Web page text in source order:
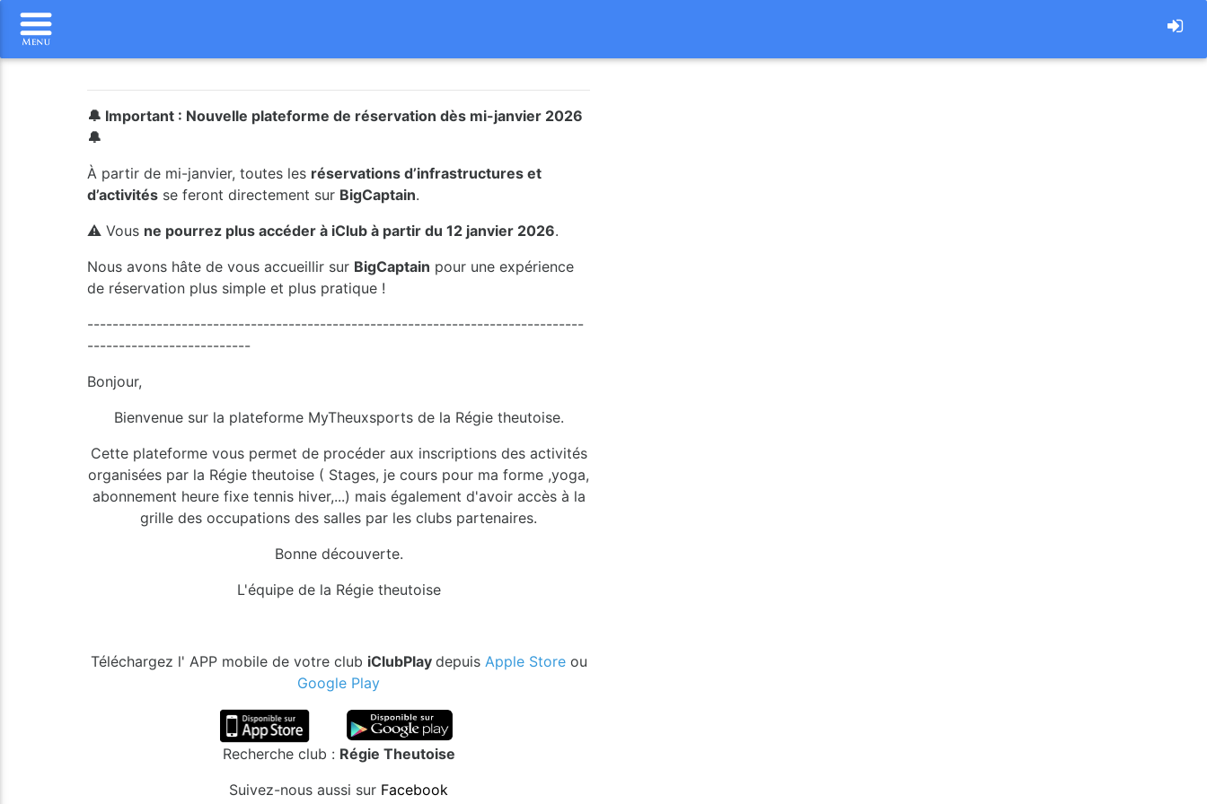
🔔 Important : Nouvelle plateforme de réservation dès mi-janvier 2026
🔔
À partir de mi-janvier, toutes les réservations d’infrastructures et
d’activités se feront directement sur BigCaptain.
⚠️ Vous ne pourrez plus accéder à iClub à partir du 12 janvier 2026.
Nous avons hâte de vous accueillir sur BigCaptain pour une expérience
de réservation plus simple et plus pratique !
-------------------------------------------------------------------------------
--------------------------
Bonjour,
Bienvenue sur la plateforme MyTheuxsports de la Régie theutoise.
Cette plateforme vous permet de procéder aux inscriptions des activités
organisées par la Régie theutoise ( Stages, je cours pour ma forme ,yoga,
abonnement heure fixe tennis hiver,...) mais également d'avoir accès à la
grille des occupations des salles par les clubs partenaires.
Bonne découverte.
L'équipe de la Régie theutoise
Téléchargez l' APP mobile de votre club iClubPlay depuis Apple Storeou
Google Play
Recherche club : Régie Theutoise
Suivez-nous aussi sur Facebook